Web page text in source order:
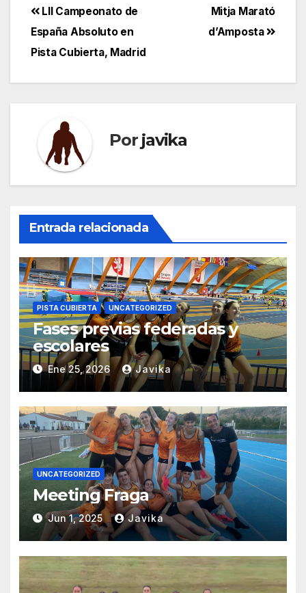
Navegación
de
Mitja Marató
d’Amposta
LII Campeonato de
España Absoluto en
Pista Cubierta, Madrid
Por javika
Entrada relacionada
PISTA CUBIERTA UNCATEGORIZED
Fases previas federadas y
escolares
Ene 25, 2026 Javika
UNCATEGORIZED
Meeting Fraga
Jun 1, 2025 Javika